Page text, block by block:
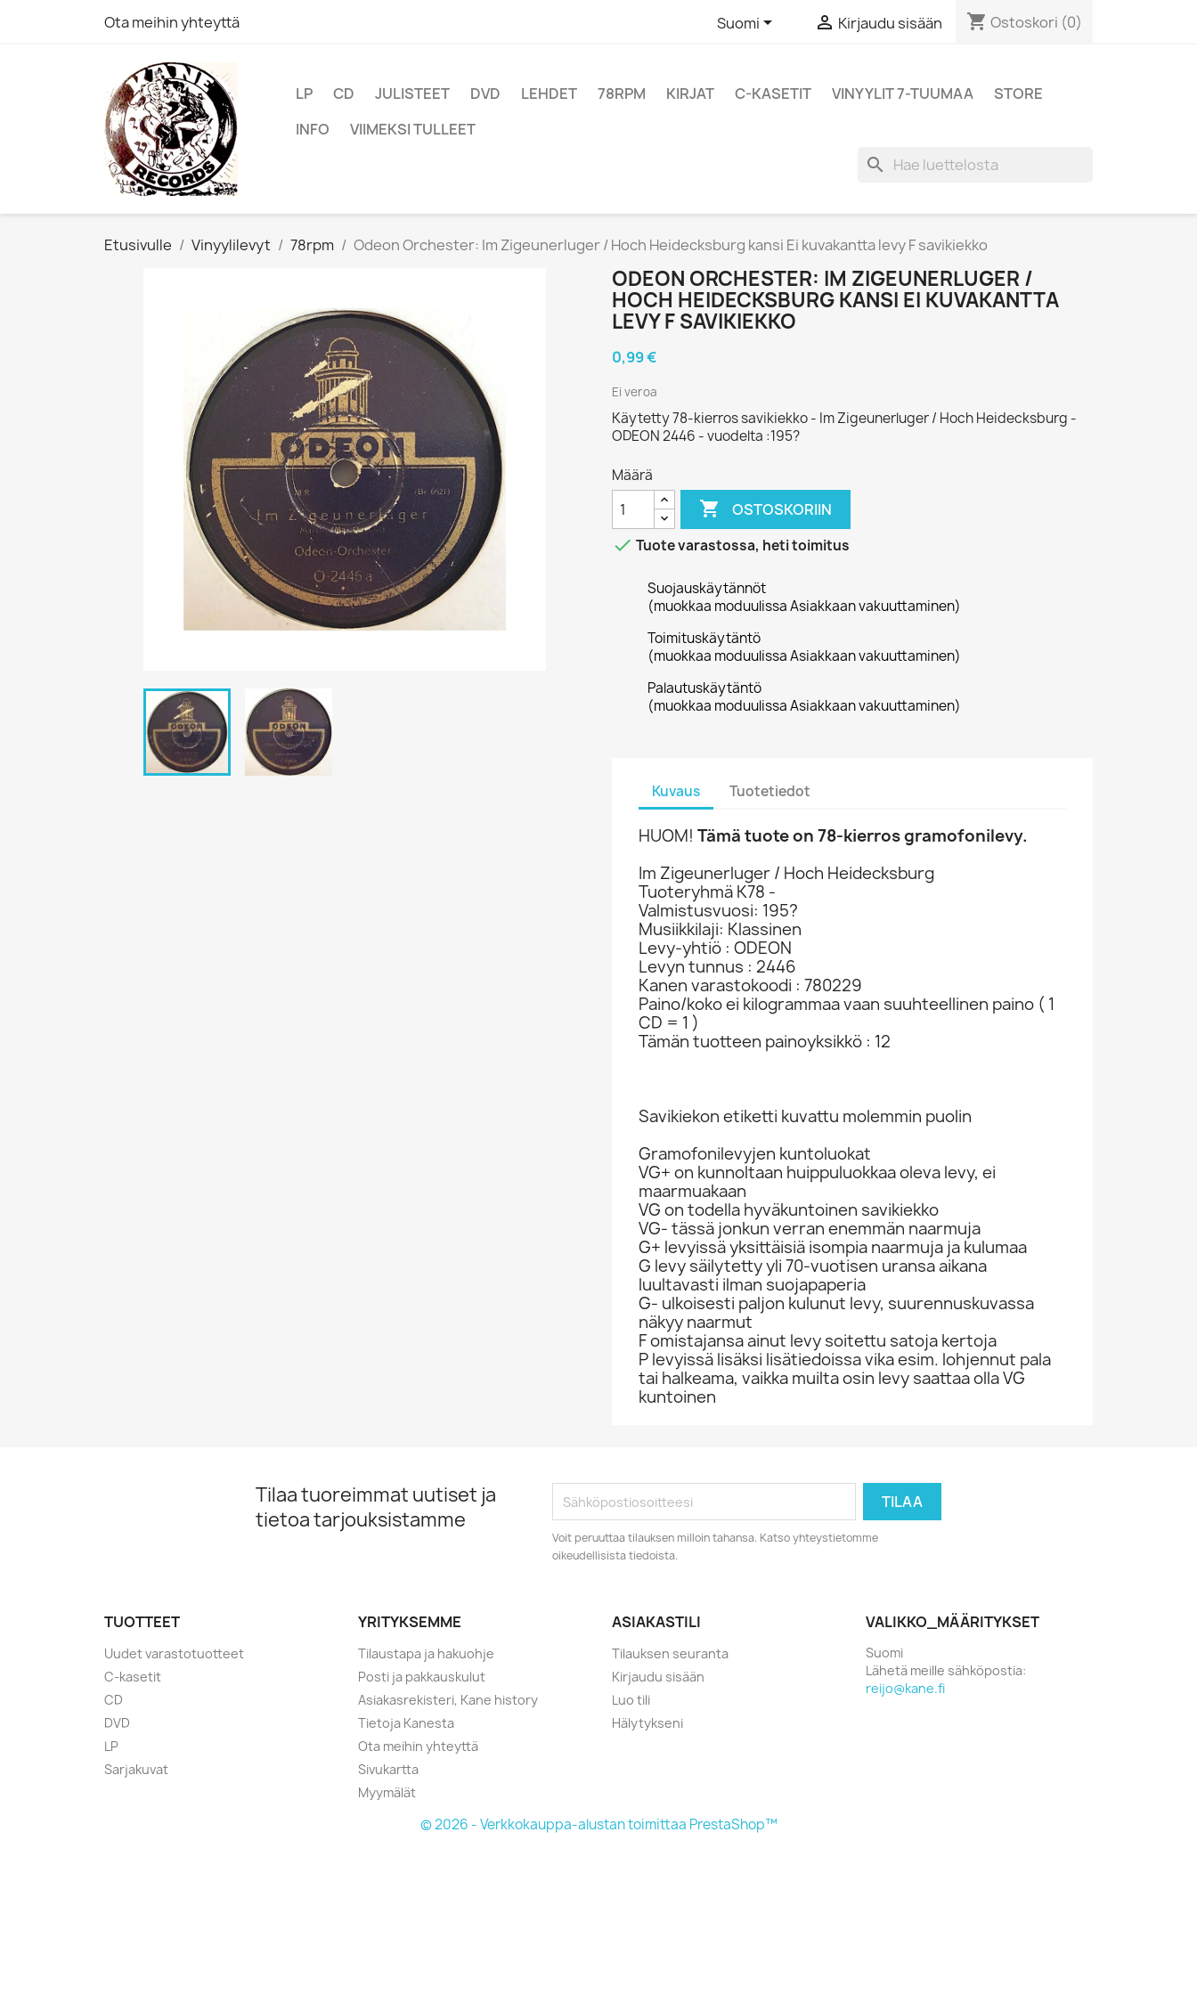
Ota meihin yhteyttä Suomi  Kirjaudu sisään shopping_cart Ostoskori (0)
LP CD JULISTEET DVD LEHDET 78RPM KIRJAT C-KASETIT VINYYLIT 7-TUUMAA
STORE
INFO
VIIMEKSI TULLEET
search
Etusivulle Vinyylilevyt 78rpm Odeon Orchester: Im Zigeunerluger / Hoch Heidecksburg kansi Ei kuvakantta levy F savikiekko
ODEON ORCHESTER: IM ZIGEUNERLUGER /
HOCH HEIDECKSBURG KANSI EI KUVAKANTTA
LEVY F SAVIKIEKKO
0,99 €
Ei veroa
Käytetty 78-kierros savikiekko - Im Zigeunerluger / Hoch Heidecksburg -
ODEON 2446 - vuodelta :195?
Määrä
 OSTOSKORIIN
 Tuote varastossa, heti toimitus
Suojauskäytännöt
(muokkaa moduulissa Asiakkaan vakuuttaminen)
Toimituskäytäntö
(muokkaa moduulissa Asiakkaan vakuuttaminen)
Palautuskäytäntö
(muokkaa moduulissa Asiakkaan vakuuttaminen)
Kuvaus Tuotetiedot
HUOM! Tämä tuote on 78-kierros gramofonilevy.
Im Zigeunerluger / Hoch Heidecksburg
Tuoteryhmä K78 -
Valmistusvuosi: 195?
Musiikkilaji: Klassinen
Levy-yhtiö : ODEON
Levyn tunnus : 2446
Kanen varastokoodi : 780229
Paino/koko ei kilogrammaa vaan suuhteellinen paino ( 1
CD = 1 )
Tämän tuotteen painoyksikkö : 12
Savikiekon etiketti kuvattu molemmin puolin
Gramofonilevyjen kuntoluokat
VG+ on kunnoltaan huippuluokkaa oleva levy, ei
maarmuakaan
VG on todella hyväkuntoinen savikiekko
VG- tässä jonkun verran enemmän naarmuja
G+ levyissä yksittäisiä isompia naarmuja ja kulumaa
G levy säilytetty yli 70-vuotisen uransa aikana
luultavasti ilman suojapaperia
G- ulkoisesti paljon kulunut levy, suurennuskuvassa
näkyy naarmut
F omistajansa ainut levy soitettu satoja kertoja
P levyissä lisäksi lisätiedoissa vika esim. lohjennut pala
tai halkeama, vaikka muilta osin levy saattaa olla VG
kuntoinen
Tilaa tuoreimmat uutiset ja
tietoa tarjouksistamme
Voit peruuttaa tilauksen milloin tahansa. Katso yhteystietomme
oikeudellisista tiedoista.
TUOTTEET
Uudet varastotuotteet
C-kasetit
CD
DVD
LP
Sarjakuvat
YRITYKSEMME
Tilaustapa ja hakuohje
Posti ja pakkauskulut
Asiakasrekisteri, Kane history
Tietoja Kanesta
Ota meihin yhteyttä
Sivukartta
Myymälät
ASIAKASTILI
Tilauksen seuranta
Kirjaudu sisään
Luo tili
Hälytykseni
VALIKKO_MÄÄRITYKSET
Suomi
Lähetä meille sähköpostia:
reijo@kane.fi
© 2026 - Verkkokauppa-alustan toimittaa PrestaShop™